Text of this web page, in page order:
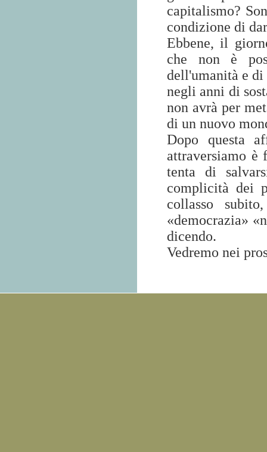
capitalismo?
condizione di
Ebbene, il
che non è
dell'umanità e
negli anni di
non avrà per
di un nuovo
Dopo questa
attraversiamo è
tenta di
complicità dei
collasso
«democrazia»
dicendo.
Vedremo nei